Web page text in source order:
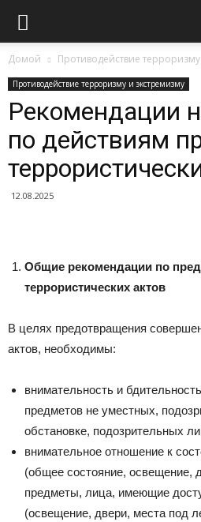
Домой Противодействие
Противодействие терроризму и экстремизму
Рекомендации
по действиям
12.08.2025
Общие рекомендации по
террористических актов
В целях предотвращения
актов, необходимы:
внимательность и
предметов не уместных,
обстановке, подозрительных
внимательное отношение к
(общее состояние, освещение,
предметы, лица, имеющие
(освещение, двери, места под